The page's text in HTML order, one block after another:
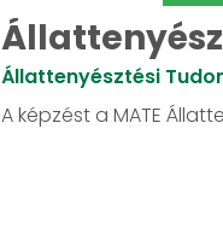
Állattenyésztési
A képzést a MATE